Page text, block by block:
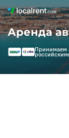
Аренда
Принимаем